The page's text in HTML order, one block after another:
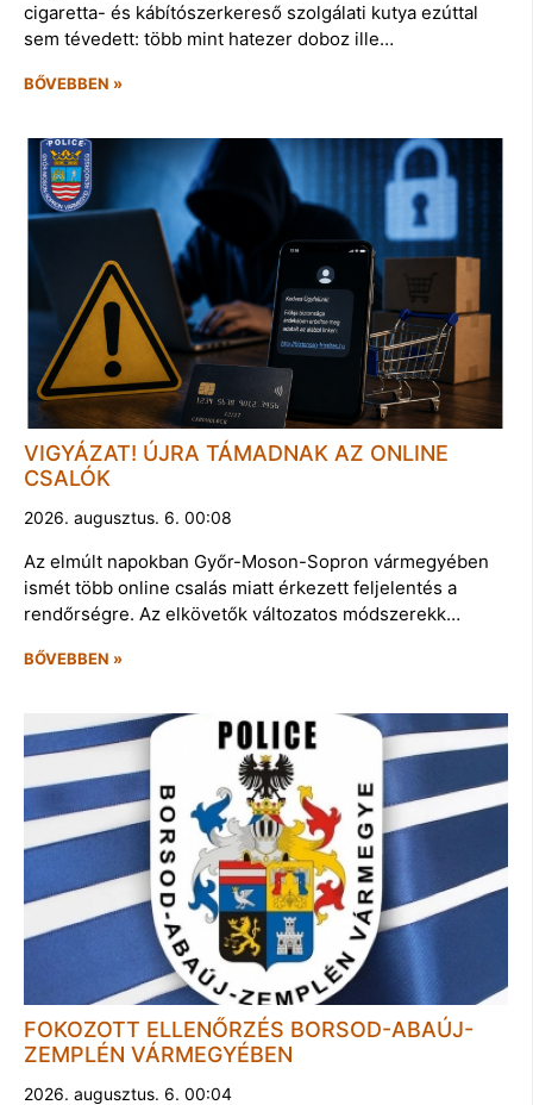
cigaretta- és kábítószerkereső szolgálati kutya ezúttal
sem tévedett: több mint hatezer doboz ille…
BŐVEBBEN »
VIGYÁZAT! ÚJRA TÁMADNAK AZ ONLINE
CSALÓK
2026. augusztus. 6. 00:08
Az elmúlt napokban Győr-Moson-Sopron vármegyében
ismét több online csalás miatt érkezett feljelentés a
rendőrségre. Az elkövetők változatos módszerekk…
BŐVEBBEN »
FOKOZOTT ELLENŐRZÉS BORSOD-ABAÚJ-
ZEMPLÉN VÁRMEGYÉBEN
2026. augusztus. 6. 00:04